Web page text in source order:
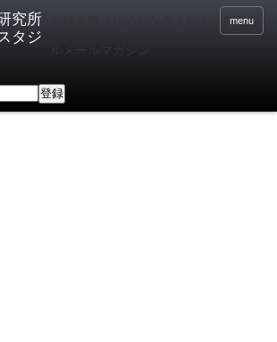
menu
登録無料 2分でわかる！日本語向上ドリ